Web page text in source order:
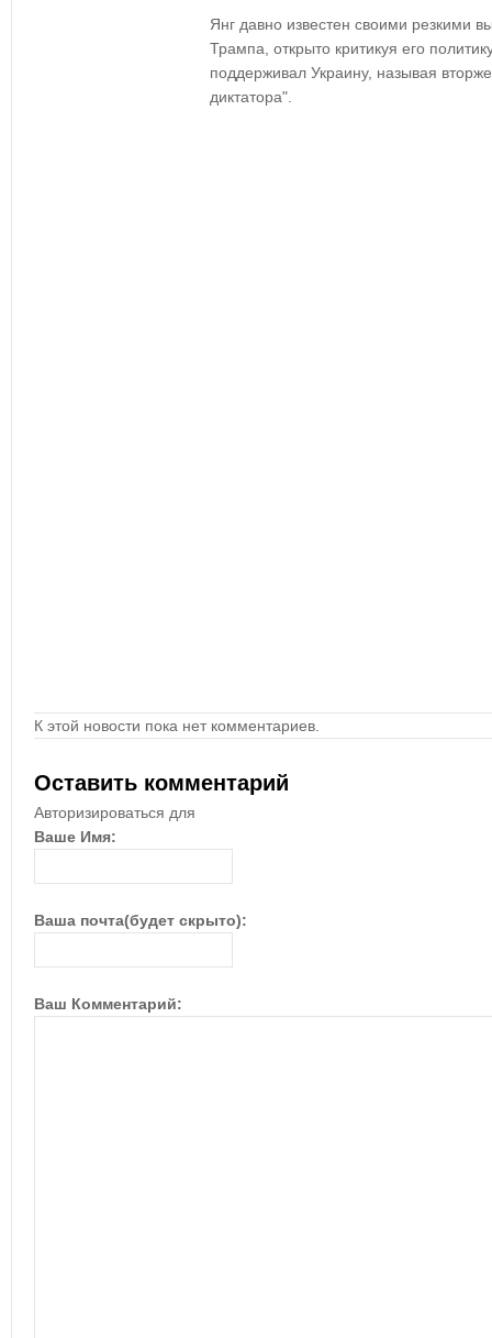
Янг давно известен своими резкими
Трампа , открыто критикуя его
поддерживал Украину, называя
диктатора"
К этой новости пока нет комментариев.
Оставить комментарий
Авторизироваться для
Ваше Имя:
Ваша почта(будет скрыто):
Ваш Комментарий: